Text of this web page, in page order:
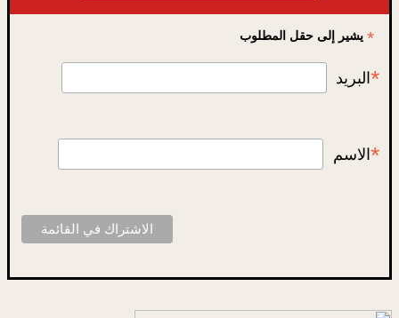
*يشير إلى حقل المطلوب
*البريد
* الاسم